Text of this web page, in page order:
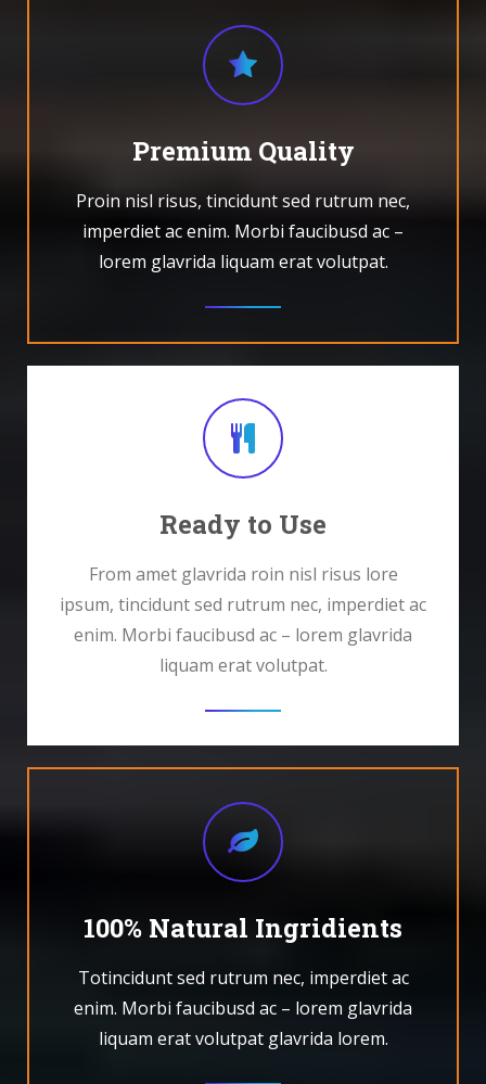
Premium Quality
Proin nisl risus, tincidunt sed rutrum nec,
imperdiet ac enim. Morbi faucibusd ac –
lorem glavrida liquam erat volutpat.
Ready to Use
From amet glavrida roin nisl risus lore
ipsum, tincidunt sed rutrum nec, imperdiet ac
enim. Morbi faucibusd ac – lorem glavrida
liquam erat volutpat.
100% Natural Ingridients
Totincidunt sed rutrum nec, imperdiet ac
enim. Morbi faucibusd ac – lorem glavrida
liquam erat volutpat glavrida lorem.